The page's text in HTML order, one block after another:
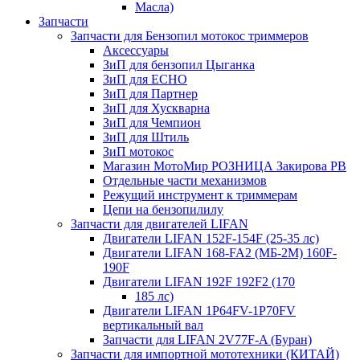
Масла)
Запчасти
Запчасти для Бензопил мотокос триммеров
Аксессуары
ЗиП для бензопил Цыганка
ЗиП для ЕСНО
ЗиП для Партнер
ЗиП для Хускварна
ЗиП для Чемпион
ЗиП для Штиль
ЗиП мотокос
Магазин МотоМир РОЗНИЦА Закирова РВ
Отдельные части механизмов
Режущий инструмент к триммерам
Цепи на бензопилилу
Запчасти для двигателей LIFAN
Двигатели LIFAN 152F-154F (25-35 лс)
Двигатели LIFAN 168-FA2 (МБ-2М) 160F-
190F
Двигатели LIFAN 192F 192F2 (170
185 лс)
Двигатели LIFAN 1Р64FV-1Р70FV
вертикальный вал
Запчасти для LIFAN 2V77F-A (Буран)
Запчасти для импортной мототехники (КИТАЙ)